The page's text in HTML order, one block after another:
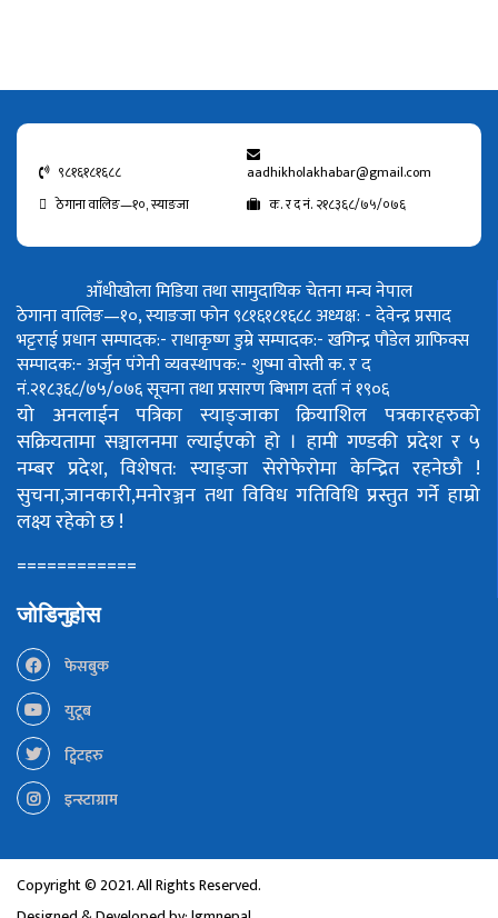
९८१६१८१६८८
aadhikholakhabar@gmail.com
ठेगाना वालिङ—१०, स्याङजा
क. र द नं. २१८३६८/७५/०७६
आँधीखोला मिडिया तथा सामुदायिक चेतना मन्च नेपाल
ठेगाना वालिङ—१०, स्याङजा फोन ९८१६१८१६८८अध्यक्ष: - देवेन्द्र प्रसाद
भट्टराईप्रधान सम्पादक:- राधाकृष्ण डुम्रेसम्पादक:- खगिन्द्र पौडेलग्राफिक्स
सम्पादक:- अर्जुन पंगेनीव्यवस्थापक:- शुष्मा वोस्तीक. र द
नं.२१८३६८/७५/०७६सूचना तथा प्रसारण बिभाग दर्ता नं १९०६
यो अनलाईन पत्रिका स्याङ्जाका क्रियाशिल पत्रकारहरुको
सक्रियतामा सञ्चालनमा ल्याईएको हो । हामी गण्डकी प्रदेश र ५
नम्बर प्रदेश, विशेषत: स्याङ्जा सेरोफेरोमा केन्द्रित रहनेछौ !
सुचना,जानकारी,मनोरञ्जन तथा विविध गतिविधि प्रस्तुत गर्ने हाम्रो
लक्ष्य रहेको छ !
============
जोडिनुहोस
फेसबुक
युटूब
ट्विटहरु
इन्स्टाग्राम
Copyright © 2021. All Rights Reserved.